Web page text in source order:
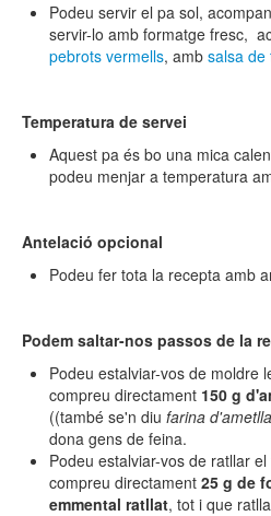
Podeu servir el pa sol,
servir-lo amb formatge fresc,
pebrots vermells, amb salsa de
Temperatura de servei
Aquest pa és bo una mica
podeu menjar a temperatura
Antelació opcional
Podeu fer tota la recepta amb
Podem saltar-nos passos de la
Podeu estalviar-vos de moldre
compreu directament 150 g
((també se'n diu farina d'ametlla
dona gens de feina.
Podeu estalviar-vos de ratllar
compreu directament 25 g de
emmental ratllat, tot i que